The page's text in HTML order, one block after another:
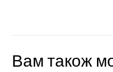
Вам також